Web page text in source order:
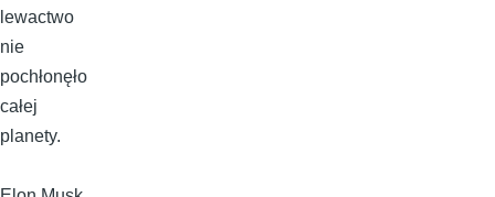
lewactwo
nie
pochłonęło
całej
planety.